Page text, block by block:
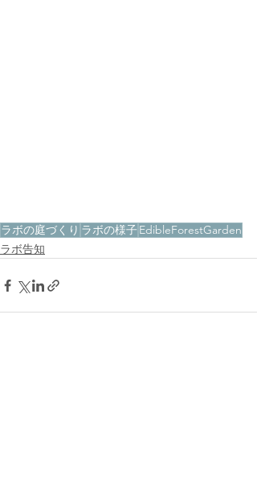
ラボの庭づくり ラボの様子 EdibleForestGarden
ラボ告知